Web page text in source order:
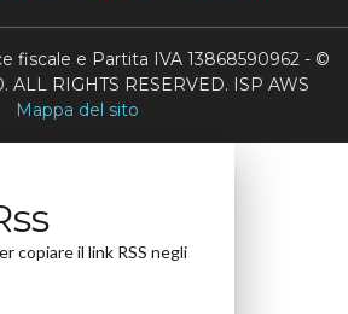
fiscale e Partita IVA 13868590962 - ©
ALL RIGHTS RESERVED. ISP AWS
Mappa del sito
copiare il link RSS negli